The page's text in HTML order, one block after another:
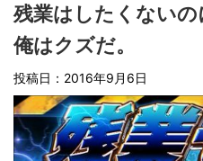
残業はしたくないの
俺はクズだ。
投稿日：2016年9月6日